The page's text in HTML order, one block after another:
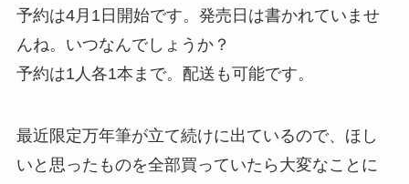
予約は4月1日開始です。発売日は書かれていませ
んね。いつなんでしょうか？
予約は1人各1本まで。配送も可能です。
最近限定万年筆が立て続けに出ているので、ほし
いと思ったものを全部買っていたら大変なことに